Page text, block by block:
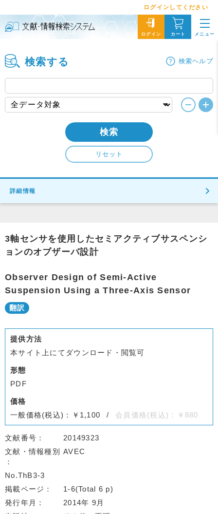
ログインしてください
ログイン カート メニュー
検索する 検索ヘルプ
検索
リセット
詳細情報
3軸センサを使用したセミアクティブサスペンシ
ョンのオブザーバ設計
Observer Design of Semi-Active
Suspension Using a Three-Axis Sensor
提供方法
本サイト上にてダウンロード・閲覧可
形態
PDF
価格
一般価格(税込)：￥1,100
会員価格(税込)：￥880
文献番号
20149323
文献・情報種別
AVEC
No.ThB3-3
掲載ページ
1-6(Total 6 p)
発行年月
2014年 9月